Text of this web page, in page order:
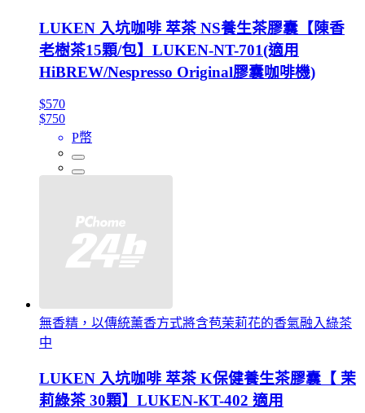
LUKEN 入坑咖啡 萃茶 NS養生茶膠囊【陳香
老樹茶15顆/包】LUKEN-NT-701(適用
HiBREW/Nespresso Original膠囊咖啡機)
$570
$750
P幣
無香精，以傳統薰香方式將含苞茉莉花的香氣融入綠茶
中
LUKEN 入坑咖啡 萃茶 K保健養生茶膠囊【 茉
莉綠茶 30顆】LUKEN-KT-402 適用